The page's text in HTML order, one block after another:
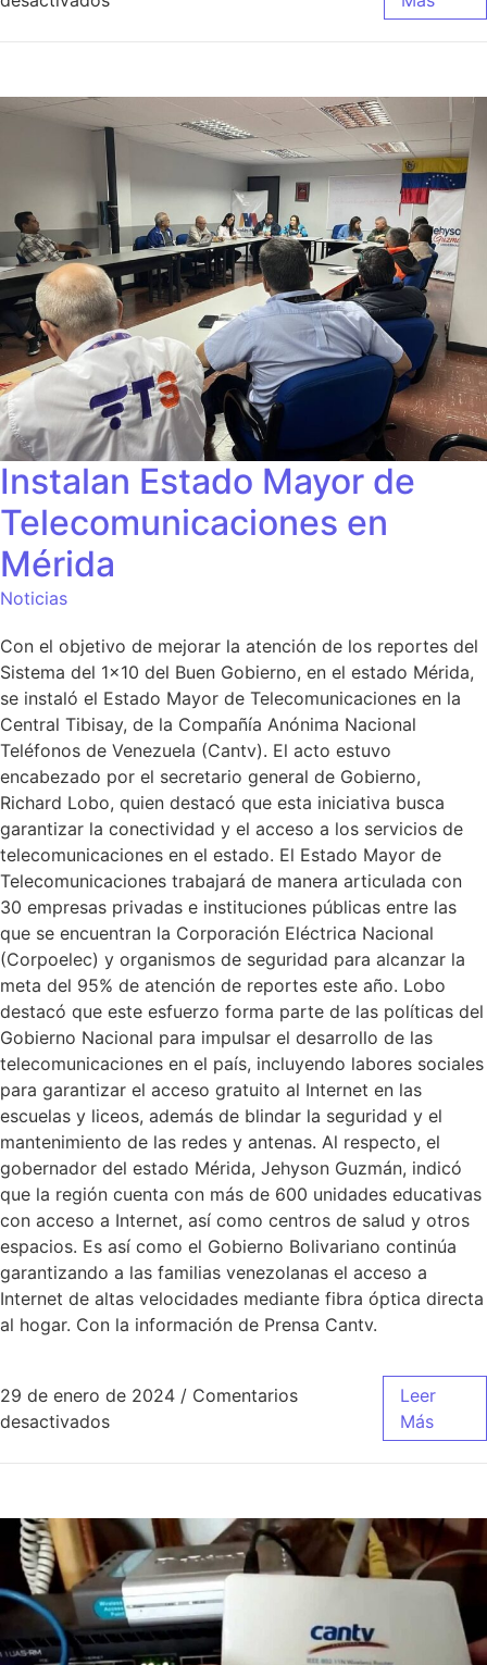
Instalan Estado Mayor de
Telecomunicaciones en
Mérida
Noticias
Con el objetivo de mejorar la atención de los reportes del
Sistema del 1×10 del Buen Gobierno, en el estado Mérida,
se instaló el Estado Mayor de Telecomunicaciones en la
Central Tibisay, de la Compañía Anónima Nacional
Teléfonos de Venezuela (Cantv). El acto estuvo
encabezado por el secretario general de Gobierno,
Richard Lobo, quien destacó que esta iniciativa busca
garantizar la conectividad y el acceso a los servicios de
telecomunicaciones en el estado. El Estado Mayor de
Telecomunicaciones trabajará de manera articulada con
30 empresas privadas e instituciones públicas entre las
que se encuentran la Corporación Eléctrica Nacional
(Corpoelec) y organismos de seguridad para alcanzar la
meta del 95% de atención de reportes este año. Lobo
destacó que este esfuerzo forma parte de las políticas del
Gobierno Nacional para impulsar el desarrollo de las
telecomunicaciones en el país, incluyendo labores sociales
para garantizar el acceso gratuito al Internet en las
escuelas y liceos, además de blindar la seguridad y el
mantenimiento de las redes y antenas. Al respecto, el
gobernador del estado Mérida, Jehyson Guzmán, indicó
que la región cuenta con más de 600 unidades educativas
con acceso a Internet, así como centros de salud y otros
espacios. Es así como el Gobierno Bolivariano continúa
garantizando a las familias venezolanas el acceso a
Internet de altas velocidades mediante fibra óptica directa
al hogar. Con la información de Prensa Cantv.
29 de enero de 2024 / Comentarios
desactivados
Leer
Más